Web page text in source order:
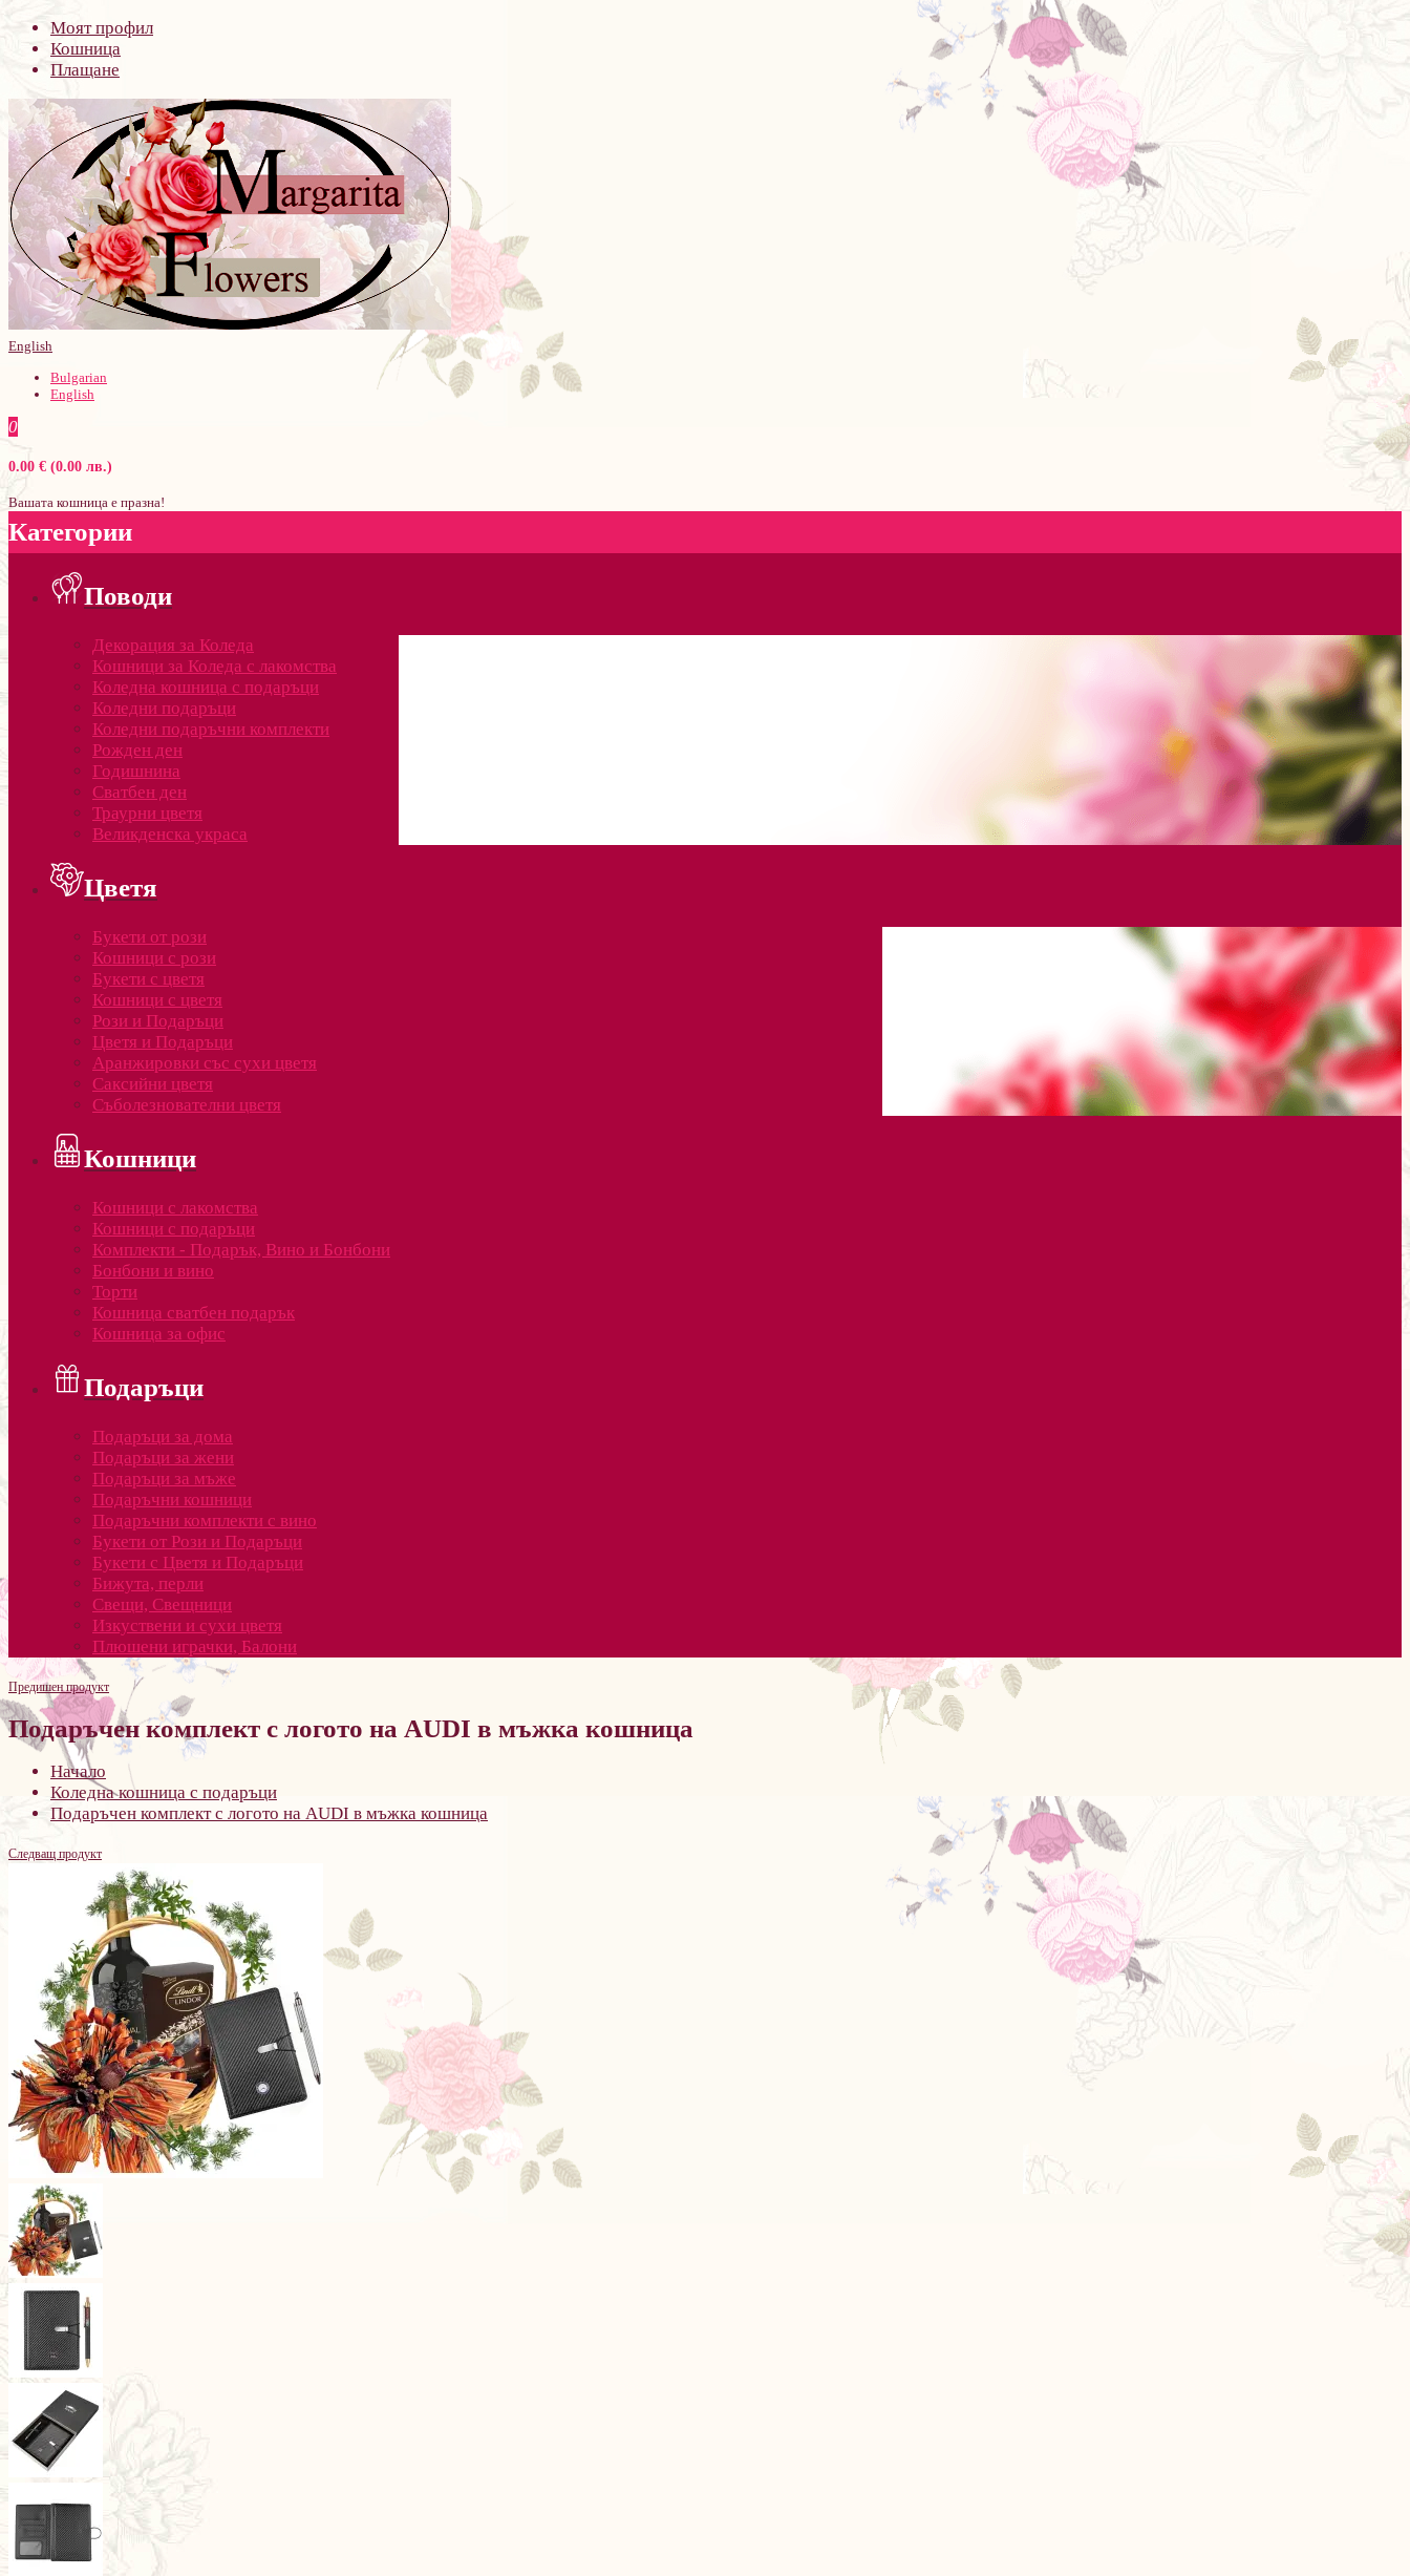
Моят профил
Кошница
Плащане
English
Bulgarian
English
0
0.00 € (0.00 лв.)
Вашата кошница е празна!
Категории
Поводи
Декорация за Коледа
Кошници за Коледа с лакомства
Коледна кошница с подаръци
Коледни подаръци
Коледни подаръчни комплекти
Рожден ден
Годишнина
Сватбен ден
Траурни цветя
Великденска украса
Цветя
Букети от рози
Кошници с рози
Букети с цветя
Кошници с цветя
Рози и Подаръци
Цветя и Подаръци
Аранжировки със сухи цветя
Саксийни цветя
Съболезнователни цветя
Кошници
Кошници с лакомства
Кошници с подаръци
Комплекти - Подарък, Вино и Бонбони
Бонбони и вино
Торти
Кошница сватбен подарък
Кошница за офис
Подаръци
Подаръци за дома
Подаръци за жени
Подаръци за мъже
Подаръчни кошници
Подаръчни комплекти с вино
Букети от Рози и Подаръци
Букети с Цветя и Подаръци
Бижута, перли
Свещи, Свещници
Изкуствени и сухи цветя
Плюшени играчки, Балони
Предишен продукт
Подаръчен комплект с логото на AUDI в мъжка кошница
Начало
Коледна кошница с подаръци
Подаръчен комплект с логото на AUDI в мъжка кошница
Следващ продукт